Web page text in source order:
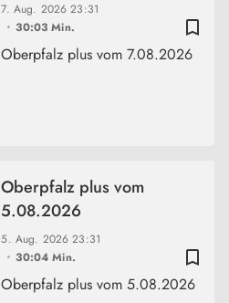
bookmark_border
7. Aug. 202623:31
30:03 Min.
Oberpfalz plus vom 7.08.2026
bookmark_border
5. Aug. 202623:31
30:04 Min.
Oberpfalz plus vom
5.08.2026
Oberpfalz plus vom 5.08.2026